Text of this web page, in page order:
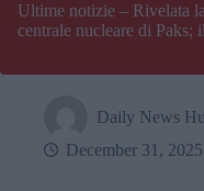
Ultime notizie – Rivelata
centrale nucleare di Paks;
Daily News
December 31, 2025